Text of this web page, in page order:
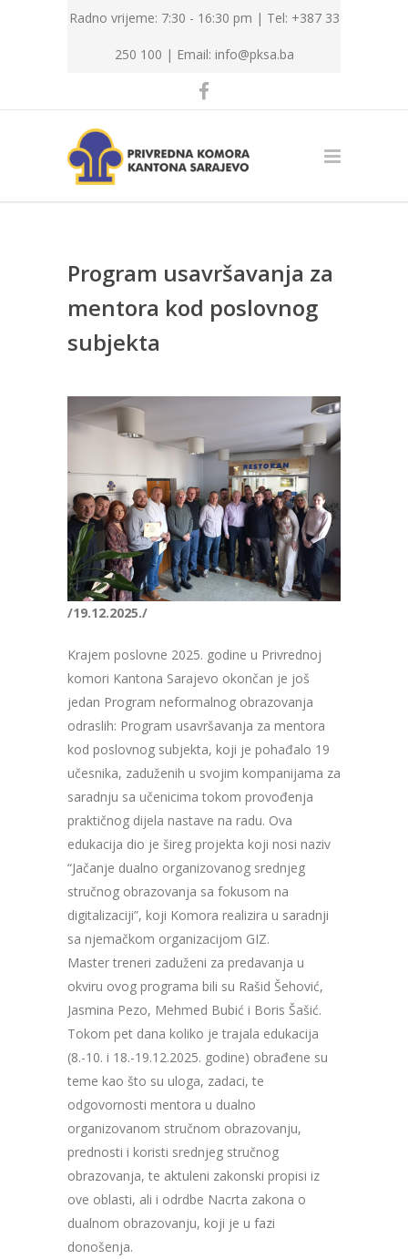
Radno vrijeme: 7:30 - 16:30 pm | Tel: +387 33
250 100 | Email: info@pksa.ba
Program usavršavanja za
mentora kod poslovnog
subjekta
/19.12.2025./
Krajem poslovne 2025. godine u Privrednoj
komori Kantona Sarajevo okončan je još
jedan Program neformalnog obrazovanja
odraslih: Program usavršavanja za mentora
kod poslovnog subjekta, koji je pohađalo 19
učesnika, zaduženih u svojim kompanijama za
saradnju sa učenicima tokom provođenja
praktičnog dijela nastave na radu. Ova
edukacija dio je šireg projekta koji nosi naziv
“Jačanje dualno organizovanog srednjeg
stručnog obrazovanja sa fokusom na
digitalizaciji”, koji Komora realizira u saradnji
sa njemačkom organizacijom GIZ.
Master treneri zaduženi za predavanja u
okviru ovog programa bili su Rašid Šehović,
Jasmina Pezo, Mehmed Bubić i Boris Šašić.
Tokom pet dana koliko je trajala edukacija
(8.-10. i 18.-19.12.2025. godine) obrađene su
teme kao što su uloga, zadaci, te
odgovornosti mentora u dualno
organizovanom stručnom obrazovanju,
prednosti i koristi srednjeg stručnog
obrazovanja, te aktuleni zakonski propisi iz
ove oblasti, ali i odrdbe Nacrta zakona o
dualnom obrazovanju, koji je u fazi
donošenja.